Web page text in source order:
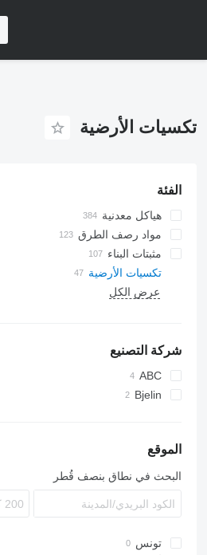
تكسيات الأرضية
الفئة
هياكل معدنية
مواد رصف الطرق
مثبتات البناء
معدات التزوير
براغي
صمولات الشد
قضبان ملولبة
مسامير ربط ذاتية اللولبة
أدوات تثبيت أخرى في البناء
تكسيات الأرضية
عرض الكل
شركة التصنيع
ABC
Bjelin
الموقع
البحث في نطاق بنصف قُطر
تونس